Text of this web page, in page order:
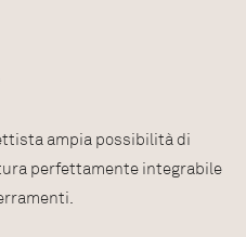
ampia possibilità di
perfettamente integrabile